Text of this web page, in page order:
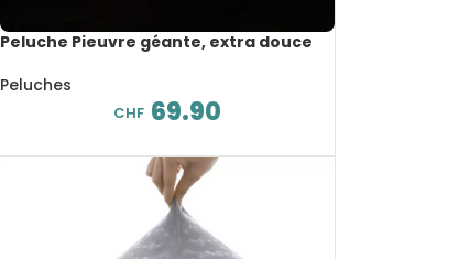
Peluche Pieuvre géante, extra douce
Peluches
CHF 69.90